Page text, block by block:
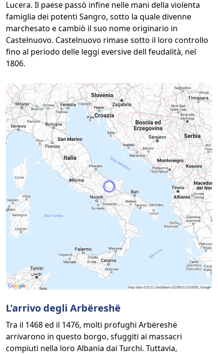
Lucera. Il paese passò infine nelle mani della violenta
famiglia dei potenti Sangro, sotto la quale divenne
marchesato e cambiò il suo nome originario in
Castelnuovo. Castelnuovo rimase sotto il loro controllo
fino al periodo delle leggi eversive dell feudalità, nel
1806.
L'arrivo degli Arbëreshë
Tra il 1468 ed il 1476, molti profughi Arbëreshë
arrivarono in questo borgo, sfuggiti ai massacri
compiuti nella loro Albania dai Turchi. Tuttavia,